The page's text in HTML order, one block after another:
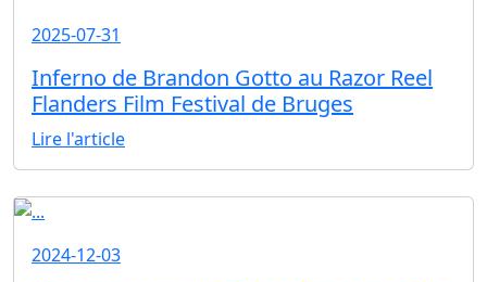
2025-07-31
Inferno de Brandon Gotto au Razor Reel
Flanders Film Festival de Bruges
Lire l'article
2024-12-03